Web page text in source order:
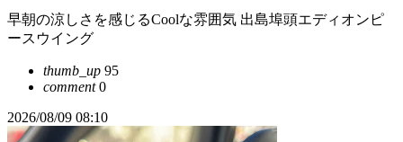
早朝の涼しさを感じるCoolな雰囲気 出島埠頭エディオンピ
ースウイング
thumb_up 95
comment0
2026/08/09 08:10